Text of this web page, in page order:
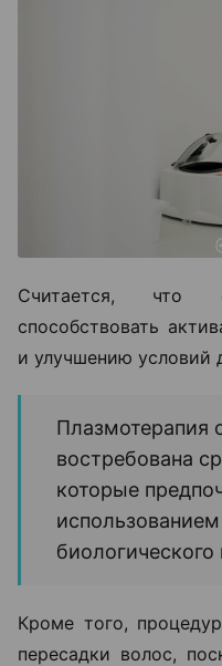
Считается, что
способствовать
и улучшению условий
Плазмотерапия
востребована
которые
Кроме того,
пересадки волос,